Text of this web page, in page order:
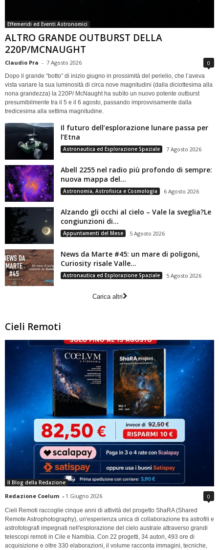
Effemeridi ed Eventi Astronomici
ALTRO GRANDE OUTBURST DELLA
220P/MCNAUGHT
Claudio Pra - 7 Agosto 2026 0
Dopo il grande “botto” di inizio giugno in prossimità del perielio, che l’aveva
vista variare la sua luminosità di circa nove magnitudini (dalla diciottesima alla
nona grandezza) la 220P/ McNaught ha subìto un nuovo potente outburst
presumibilmente tra il 5 e il 6 agosto, passando improvvisamente dalla
tredicesima alla settima magnitudine.
Il futuro dell’esplorazione lunare passa per
l’Etna
Astronautica ed Esplorazione Spaziale 7 Agosto 2026
Abell 2255 nel radio più profondo di sempre:
nuova mappa del...
Astronomia, Astrofisica e Cosmologia 6 Agosto 2026
Alzando gli occhi al cielo – Vale la sveglia?Le
congiunzioni di...
Appuntamenti del Mese 5 Agosto 2026
News da Marte #45: un mare di poligoni,
Curiosity risale Valle...
Astronautica ed Esplorazione Spaziale 5 Agosto 2026
Carica altri
Cieli Remoti
Il Blog della Redazione
Redazione Coelum - 1 Giugno 2026 0
Cieli Remoti raccoglie cinque anni di attività del progetto ShaRA (Shared
Remote Astrophotography), un'esperienza unica di collaborazione tra astrofili e
astrofotografi impegnati nell'esplorazione del cielo australe attraverso grandi
telescopi remoti in Cile e Namibia. Con 22 progetti, 34 autori, 493 ore di
acquisizione e oltre 330 elaborazioni, il volume racconta immagini, tecniche,